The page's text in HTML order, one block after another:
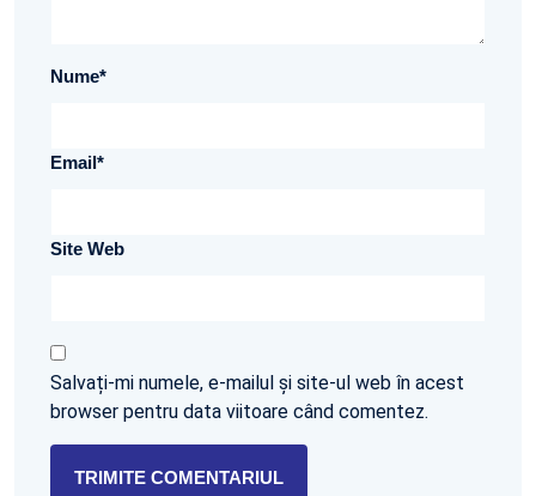
Nume*
Email*
Site Web
Salvați-mi numele, e-mailul și site-ul web în acest
browser pentru data viitoare când comentez.